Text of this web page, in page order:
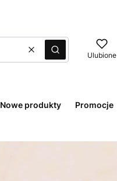
WyczyśćSzukaj Ulubione
Nowe produkty Promocje